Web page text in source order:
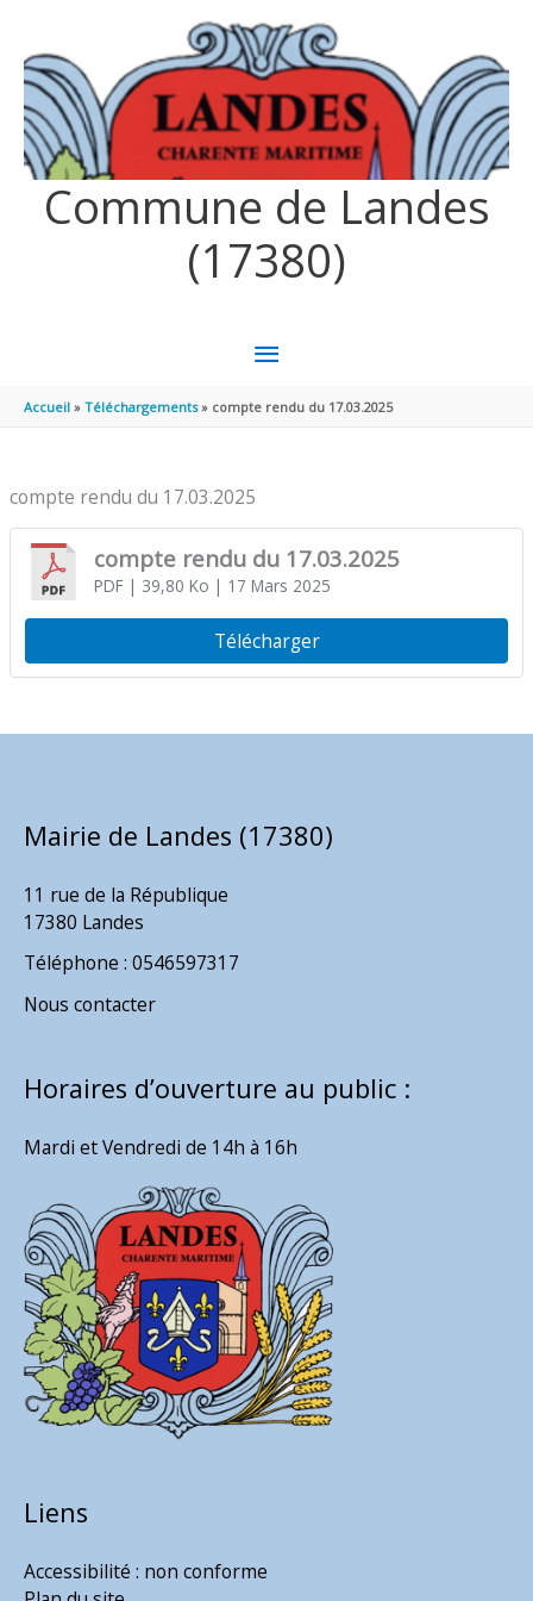
Commune de Landes
(17380)
MENU
PRINCIPAL
Accueil Téléchargements compte rendu du 17.03.2025
compte rendu du 17.03.2025
compte rendu du 17.03.2025
PDF| 39,80 Ko | 17 Mars 2025
Télécharger
Mairie de Landes (17380)
11 rue de la République
17380 Landes
Téléphone : 0546597317
Nous contacter
Horaires d’ouverture au public :
Mardi et Vendredi de 14h à 16h
Liens
Accessibilité : non conforme